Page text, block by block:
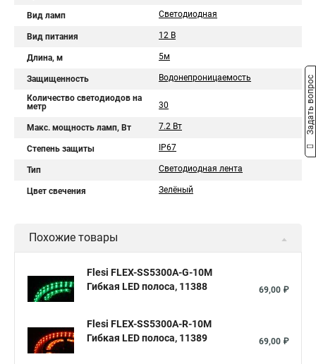
Вид ламп Светодиодная
Вид питания 12 В
Длина, м 5м
Защищенность Водонепроницаемость
Количество светодиодов на
метр
30
Макс. мощность ламп, Вт 7.2 Вт
Степень защиты IP67
Тип Светодиодная лента
Цвет свечения Зелёный
Похожие товары
Flesi FLEX-SS5300A-G-10M
Гибкая LED полоса, 11388
69,00 ₽
Flesi FLEX-SS5300A-R-10M
Гибкая LED полоса, 11389
69,00 ₽
Задать вопрос